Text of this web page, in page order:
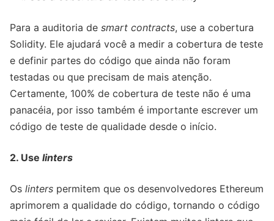
Para a auditoria de smart contracts, use a cobertura
Solidity. Ele ajudará você a medir a cobertura de teste
e definir partes do código que ainda não foram
testadas ou que precisam de mais atenção.
Certamente, 100% de cobertura de teste não é uma
panacéia, por isso também é importante escrever um
código de teste de qualidade desde o início.
2. Use linters
Os linters permitem que os desenvolvedores Ethereum
aprimorem a qualidade do código, tornando o código